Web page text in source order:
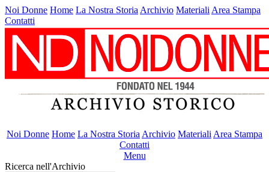
Noi Donne Home La Nostra Storia Archivio Materiali Area Stampa
Contatti
Noi Donne Home La Nostra Storia Archivio Materiali Area Stampa
Contatti
Menu
Ricerca nell'Archivio